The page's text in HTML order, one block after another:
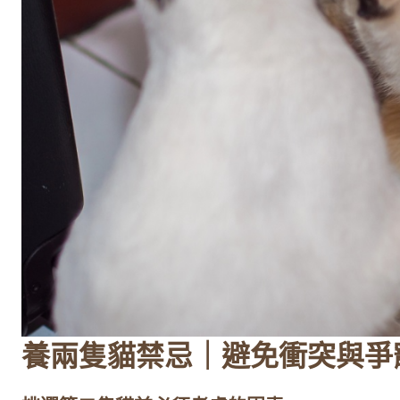
養兩隻貓禁忌｜避免衝突與